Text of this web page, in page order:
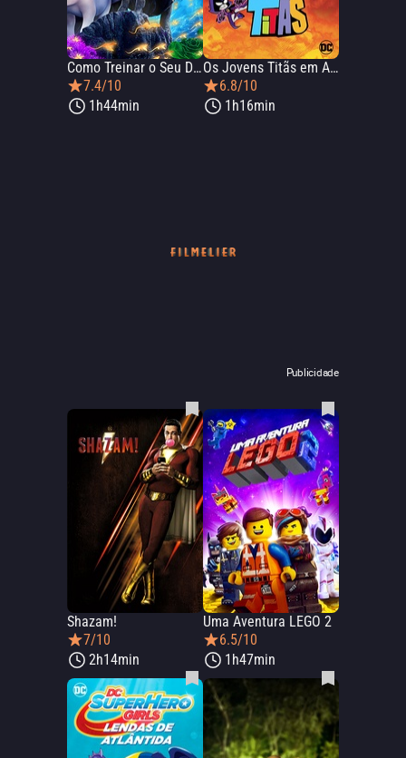
Como Treinar o Seu Dragão 3
7.4/10
1h44min
Os Jovens Titãs em Ação Vs. Os Jovens Titãs
6.8/10
1h16min
Publicidade
Shazam!
7/10
2h14min
Uma Aventura LEGO 2
6.5/10
1h47min